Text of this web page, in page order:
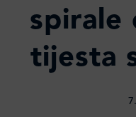
spirale
tijesta